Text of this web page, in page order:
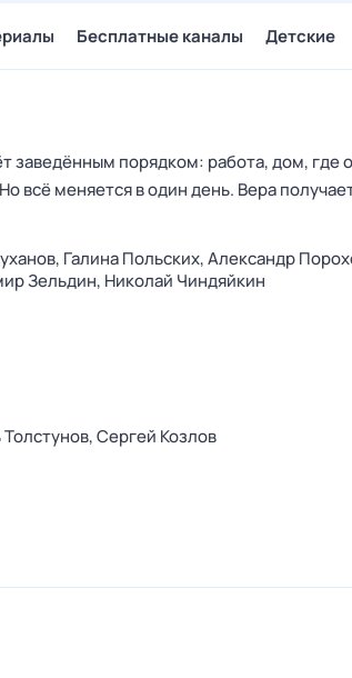
Бесплатные каналы Детские
заведённым порядком: работа, дом, где
всё меняется в один день. Вера
Галина Польских,Александр
Зельдин, Николай Чиндяйкин
Толстунов,Сергей Козлов